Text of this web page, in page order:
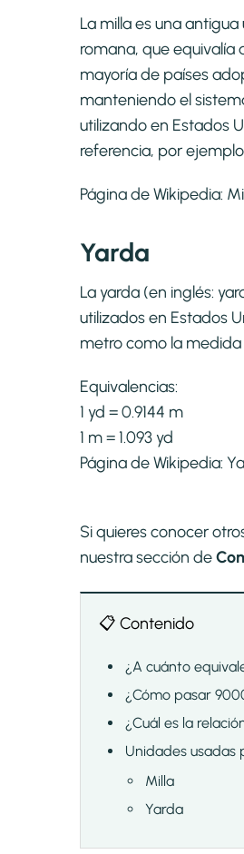
La milla es una
romana, que equivalía
mayoría de países
manteniendo el
utilizando en Estados
referencia, por
Página de Wikipedia:
Yarda
La yarda (en inglés:
utilizados en Estados
metro como la
Equivalencias:
1 yd = 0.9144 m
1 m = 1.093 yd
Página de Wikipedia:
Si quieres conocer
nuestra sección de
📋 Contenido
¿A cuánto
¿Cómo pasar
¿Cuál es la
Unidades usadas
Milla
Yarda